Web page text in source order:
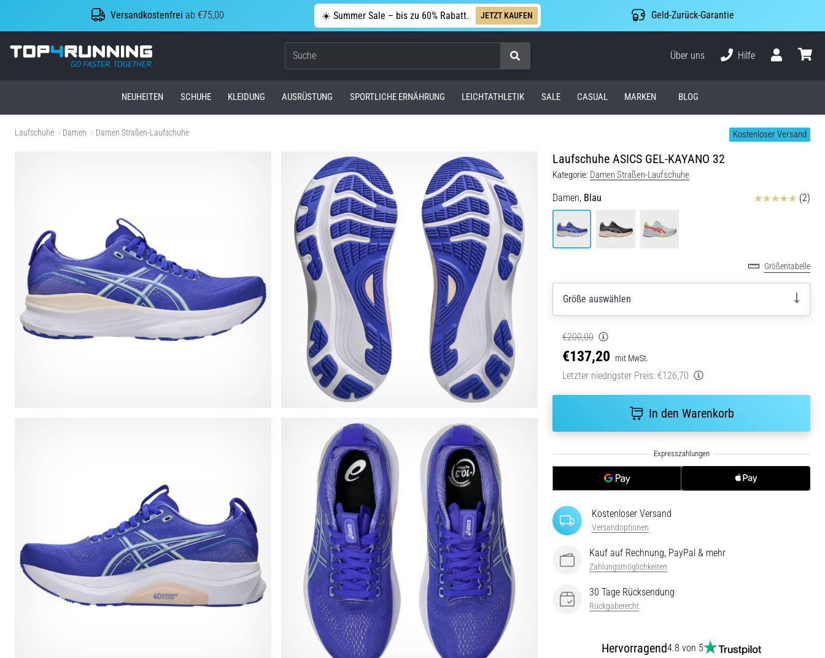
Versandkostenfrei ab €75,00 ☀️ Summer Sale – bis zu 60% Rabatt. JETZT KAUFEN Geld-Zurück-Garantie
Top4Running.at
Suche
Über uns
Hilfe
NEUHEITEN SCHUHE KLEIDUNG AUSRÜSTUNG SPORTLICHE ERNÄHRUNG LEICHTATHLETIK SALE CASUAL MARKEN BLOG
Laufschuhe Damen Damen Straßen-Laufschuhe Kostenloser Versand
Laufschuhe ASICS GEL-KAYANO 32
Kategorie: Damen Straßen-Laufschuhe
Damen, Blau Bewertungen(2)
Größentabelle
Größe auswählen
€200,00
€137,20 mit MwSt.
Letzter niedrigster Preis: €126,70
In den Warenkorb
Kostenloser Versand
Versandoptionen
Kauf auf Rechnung, PayPal & mehr
Zahlungsmöglichkeiten
30 Tage Rücksendung
Rückgaberecht
Hervorragend4.8 von 5